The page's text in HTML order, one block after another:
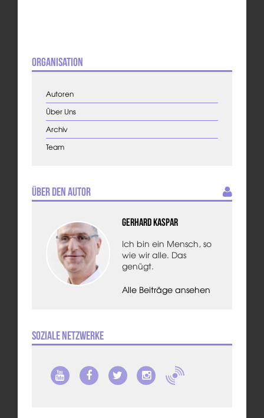
Organisation
Autoren
Über Uns
Archiv
Team
Über den Autor
Gerhard Kaspar
Ich bin ein Mensch, so
wie wir alle. Das
genügt.
Alle Beiträge ansehen
Soziale Netzwerke